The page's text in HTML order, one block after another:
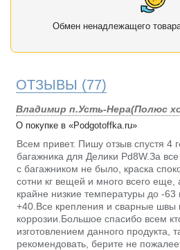
Обмен ненадлежащего
ОТЗЫВЫ (77)
Владимир п.Усть-Нера(Полюс
О покупке в «Podgotoffka.ru»
Всем привет. Пишу отзыв спустя 4
багажника для Делики Pd8W.За
с багажником не было, краска
сотни кг вещей и много всего еще,
крайне низкие температуры до -63
+40.Все крепления и сварные швы
коррозии.Большое спасибо всем
изготовлением данного продукта,
рекомендовать, берите не